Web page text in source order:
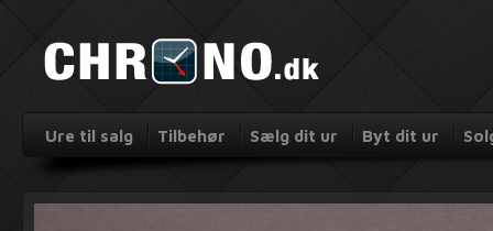
Ure til salg Tilbehør Sælg dit ur Byt dit ur